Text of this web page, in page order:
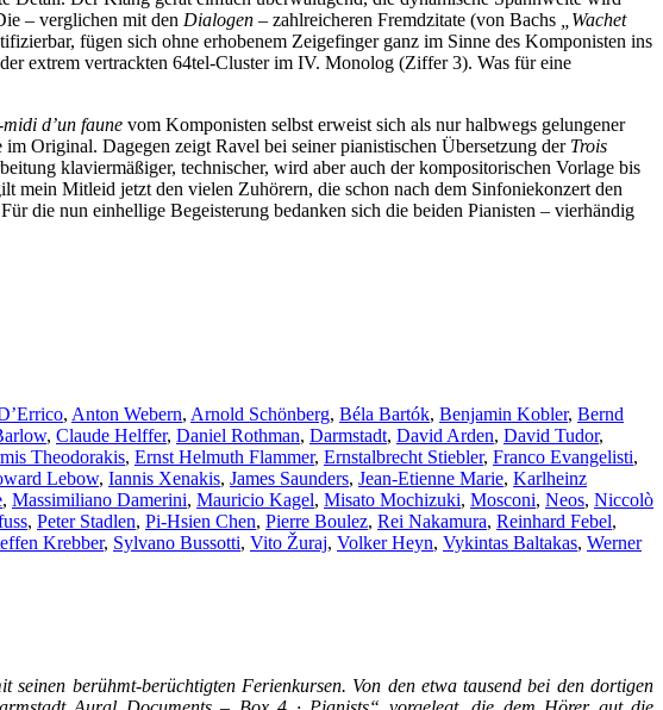
– verglichen mit den Dialogen – zahlreicheren Fremdzitate (von Bachs
„Wachet
fügen sich ohne erhobenem Zeigefinger ganz im Sinne des Komponisten ins
extrem vertrackten 64tel-Cluster im IV. Monolog (Ziffer 3). Was für eine
d’un faune vom Komponisten selbst erweist sich als nur halbwegs gelungener
Original. Dagegen zeigt Ravel bei seiner pianistischen Übersetzung der Trois
klaviermäßiger, technischer, wird aber auch der kompositorischen Vorlage bis
mein Mitleid jetzt den vielen Zuhörern, die schon nach dem Sinfoniekonzert den
die nun einhellige Begeisterung bedanken sich die beiden Pianisten – vierhändig
, Anton Webern, Arnold Schönberg, Béla Bartók, Benjamin Kobler, Bernd
, Claude Helffer, Daniel Rothman, Darmstadt, David Arden, David Tudor,
Theodorakis, Ernst Helmuth Flammer, Ernstalbrecht Stiebler, Franco Evangelisti,
Lebow, Iannis Xenakis, James Saunders, Jean-Etienne Marie, Karlheinz
, Massimiliano Damerini, Mauricio Kagel, Misato Mochizuki, Mosconi, Neos, Niccolò
, Peter Stadlen, Pi-Hsien Chen, Pierre Boulez, Rei Nakamura, Reinhard Febel,
Krebber, Sylvano Bussotti, Vito Žuraj, Volker Heyn, Vykintas Baltakas, Werner
berühmt-berüchtigten Ferienkursen. Von den etwa tausend bei den dortigen